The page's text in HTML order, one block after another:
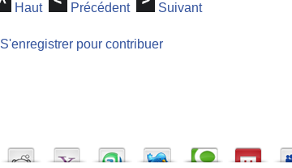
Haut Précédent Suivant
S'enregistrer pour contribuer